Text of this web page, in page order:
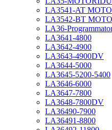
LA3541-AT
LA3542-BT
LA36-
LA3641-4800
LA3642-4900
LA3643-4900DV
LA3644-5000
LA3645-5200-5400
LA3646-6000
LA3647-7800
LA3648-7800DV
LA36490-7900
LA36491-8800